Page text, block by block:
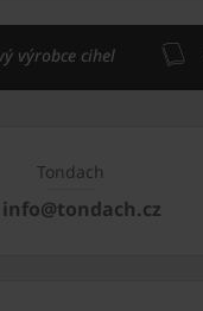
výrobce cihel
Tondach
info@tondach.cz